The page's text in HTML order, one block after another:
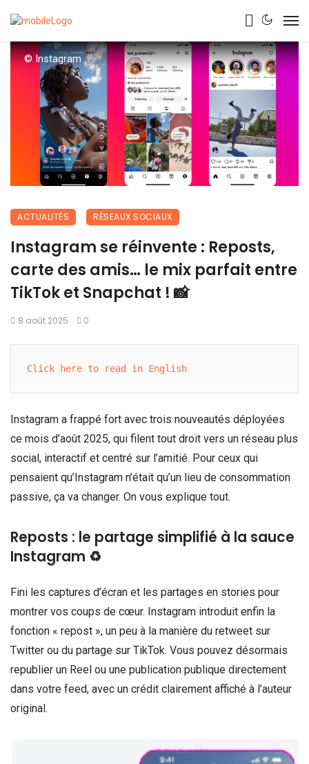
© Instagram
ACTUALITÉS RÉSEAUX SOCIAUX
Instagram se réinvente : Reposts,
carte des amis… le mix parfait entre
TikTok et Snapchat ! 📸
8 août 2025 0
Click here to read in English
Instagram a frappé fort avec trois nouveautés déployées
ce mois d’août 2025, qui filent tout droit vers un réseau plus
social, interactif et centré sur l’amitié. Pour ceux qui
pensaient qu’Instagram n’était qu’un lieu de consommation
passive, ça va changer. On vous explique tout.
Reposts : le partage simplifié à la sauce
Instagram ♻️
Fini les captures d’écran et les partages en stories pour
montrer vos coups de cœur. Instagram introduit enfin la
fonction « repost », un peu à la manière du retweet sur
Twitter ou du partage sur TikTok. Vous pouvez désormais
republier un Reel ou une publication publique directement
dans votre feed, avec un crédit clairement affiché à l’auteur
original.